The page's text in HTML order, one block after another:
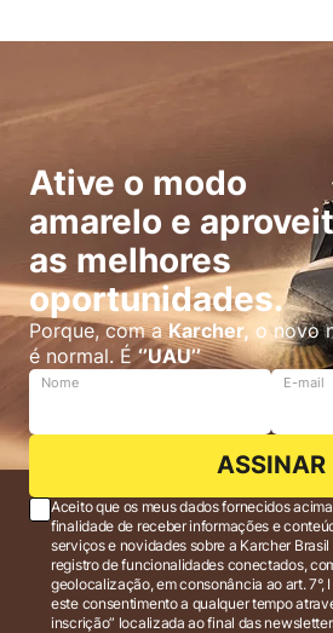
Ative o modo
amarelo e
as melhores
oportunidades.
Porque, com aKarcher, o novo
é normal. É‘’UAU’’
Nome E-mail
ASSINAR
Aceito que os meus dados fornecidos
finalidade de receber informações e
serviços e novidades sobre a Karcher Brasil via e-mail marketing e
registro de funcionalidades conectados,
geolocalização, em consonância ao art. 7°,
este consentimento a qualquer tempo
inscrição” localizada ao final das